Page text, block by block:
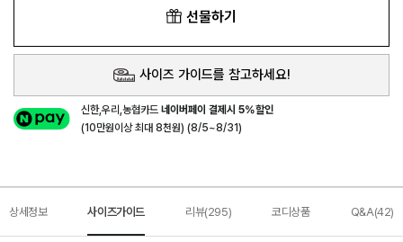
선물하기
사이즈 가이드를 참고하세요!
신한,우리,농협카드네이버페이 결제시 5%할인
(10만원이상 최대 8천원) (8/5~8/31)
상세정보 사이즈가이드 리뷰(295) 코디상품 Q&A(42)